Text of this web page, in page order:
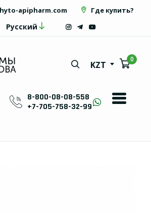
apipharm.com Где купить?
Русский
KZT
0
8-800-08-08-558
+7-705-758-32-99